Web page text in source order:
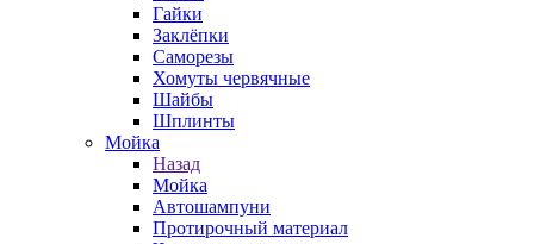
Гайки
Заклёпки
Саморезы
Хомуты червячные
Шайбы
Шплинты
Мойка
Назад
Мойка
Автошампуни
Протирочный материал